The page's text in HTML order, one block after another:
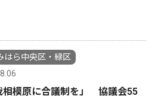
はら中央区・緑区
相模原に合議制を」 協議会55